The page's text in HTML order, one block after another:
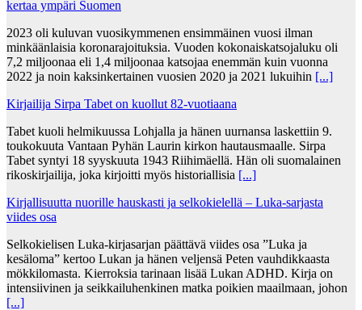
kertaa ympäri Suomen
2023 oli kuluvan vuosikymmenen ensimmäinen vuosi ilman
minkäänlaisia koronarajoituksia. Vuoden kokonaiskatsojaluku oli
7,2 miljoonaa eli 1,4 miljoonaa katsojaa enemmän kuin vuonna
2022 ja noin kaksinkertainen vuosien 2020 ja 2021 lukuihin [...]
Kirjailija Sirpa Tabet on kuollut 82-vuotiaana
Tabet kuoli helmikuussa Lohjalla ja hänen uurnansa laskettiin 9.
toukokuuta Vantaan Pyhän Laurin kirkon hautausmaalle. Sirpa
Tabet syntyi 18 syyskuuta 1943 Riihimäellä. Hän oli suomalainen
rikoskirjailija, joka kirjoitti myös historiallisia [...]
Kirjallisuutta nuorille hauskasti ja selkokielellä – Luka-sarjasta
viides osa
Selkokielisen Luka-kirjasarjan päättävä viides osa ”Luka ja
kesäloma” kertoo Lukan ja hänen veljensä Peten vauhdikkaasta
mökkilomasta. Kierroksia tarinaan lisää Lukan ADHD. Kirja on
intensiivinen ja seikkailuhenkinen matka poikien maailmaan, johon
[...]